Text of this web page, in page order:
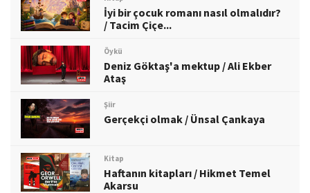
İyi bir çocuk romanı nasıl olmalıdır?
/ Tacim Çiçe...
Öykü
Deniz Göktaş'a mektup / Ali Ekber
Ataş
Şiir
Gerçekçi olmak / Ünsal Çankaya
Kitap
Haftanın kitapları / Hikmet Temel
Akarsu